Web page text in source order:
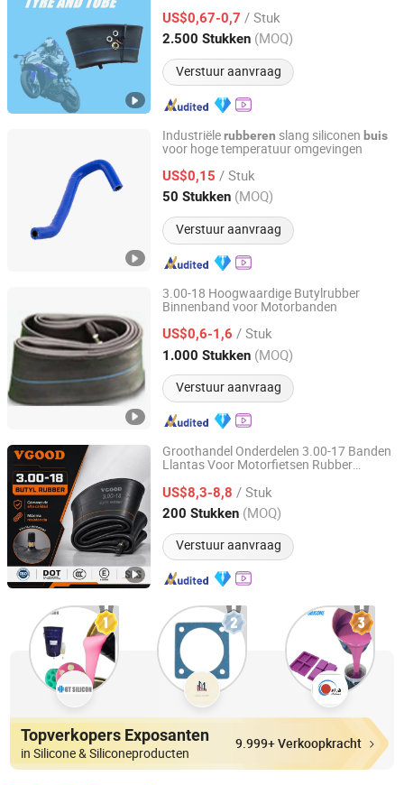
US$0,67-0,7 / Stuk
2.500 Stukken (MOQ)
Verstuur aanvraag
Shandong, China Sinds 2016
Industriëlerubberen slang siliconen buis
voor hoge temperatuur omgevingen
US$0,15 / Stuk
50 Stukken (MOQ)
Verstuur aanvraag
Jiangyin No. 2 Rubber Products Factory Co., Ltd
Jiangsu, China Sinds 2025
3.00-18 Hoogwaardige Butylrubber
Binnenband voor Motorbanden
US$0,6-1,6 / Stuk
1.000 Stukken (MOQ)
Verstuur aanvraag
Shandong Bonner Tire Co., Ltd
Shandong, China Sinds 2019
Groothandel Onderdelen 3.00-17 Banden
Llantas Voor Motorfietsen Rubber
80/90-14 90/90-14 120/70-14 300-17
2.50-17 2.75-14 4.10-17
US$8,3-8,8 / Stuk
200 Stukken (MOQ)
Verstuur aanvraag
Qingdao Vgood Tech Co., Ltd.
Shandong, China Sinds 2026
Topverkopers Exposanten
in Silicone & Siliconeproducten
9.999+ Verkoopkracht